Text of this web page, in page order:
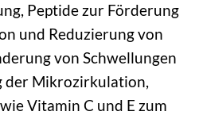
Peptide zur Förderung
und Reduzierung von
von Schwellungen
der Mikrozirkulation,
Vitamin C und E zum